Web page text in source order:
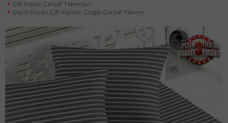
Çift Kişilik Çarşaf Takımları
Çeyiz Diyarı Çift Kişililik Çizgili Çarşaf Takımı